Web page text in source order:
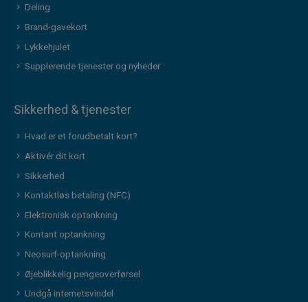
Deling
Brand-gavekort
Lykkehjulet
Supplerende tjenester og nyheder
Sikkerhed & tjenester
Hvad er et forudbetalt kort?
Aktivér dit kort
Sikkerhed
Kontaktløs betaling (NFC)
Elektronisk optankning
Kontant optankning
Neosurf-optankning
Øjeblikkelig pengeoverførsel
Undgå internetsvindel